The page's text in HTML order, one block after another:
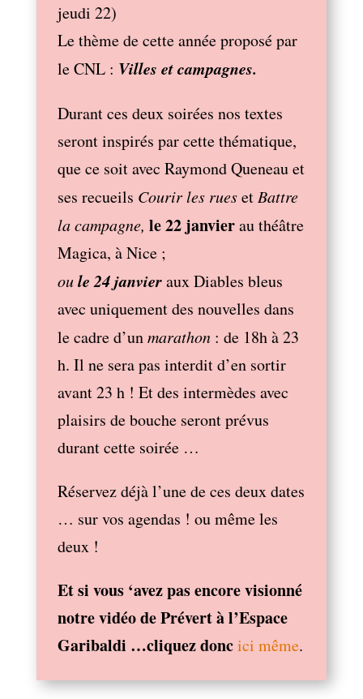
jeudi 22)
Le thème de cette année proposé par
le CNL : Villes et campagnes.
Durant ces deux soirées nos textes
seront inspirés par cette thématique,
que ce soit avec Raymond Queneau et
ses recueils Courir les rueset Battre
la campagne, le 22 janvierau théâtre
Magica, à Nice ;
oule 24 janvieraux Diables bleus
avec uniquement des nouvelles dans
le cadre d’unmarathon: de 18h à 23
h. Il ne sera pas interdit d’en sortir
avant 23 h ! Et des intermèdes avec
plaisirs de bouche seront prévus
durant cette soirée …
Réservez déjà l’une de ces deux dates
… sur vos agendas ! ou même les
deux !
Et si vous ‘avez pas encore visionné
notre vidéo de Prévert à l’Espace
Garibaldi …cliquez doncici même.